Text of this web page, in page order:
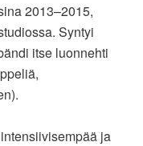
2013–2015,
Syntyi
itse luonnehti
ja